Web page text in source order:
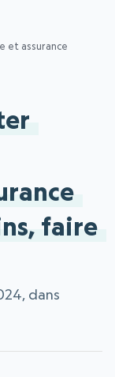
et assurance
faire
dans